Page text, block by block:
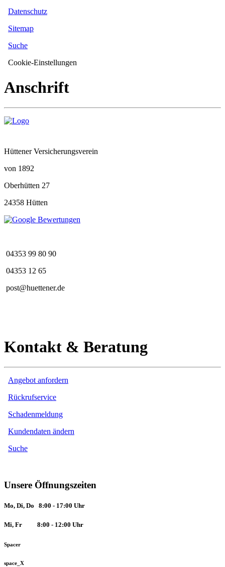
Datenschutz
Sitemap
Suche
Cookie-Einstellungen
Anschrift
Hüttener Versicherungsverein
von 1892
Oberhütten 27
24358 Hütten
04353 99 80 90
04353 12 65
post@huettener.de
Kontakt & Beratung
Angebot anfordern
Rückrufservice
Schadenmeldung
Kundendaten ändern
Suche
Unsere Öffnungszeiten
Mo, Di, Do 8:00 - 17:00 Uhr
Mi, Fr 8:00 - 12:00 Uhr
Spacer
space_X